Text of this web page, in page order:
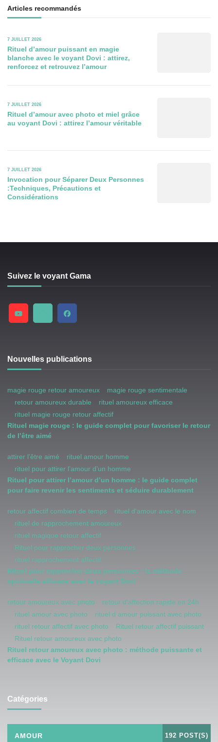
Articles recommandés
7 JUILLET 2026
Rituel d’amour puissant en magie
blanche avec le voyant Dovi : attirez,
renforcez et retrouvez l’amour
7 JUILLET 2026
Rituel d’amour avec photo et miel grâce
au voyant Dovi : attirez l’amour véritable
7 JUILLET 2026
Invocation pour Séparer Deux Personnes
:Techniques, Précautions et
Considérations
Suivez le voyant Gama
Nouvelles publications
magie rouge retour amoureux
magie rouge sentimentale
retour amoureux durable
rituel amoureux efficace
rituel magie rouge retour affectif
Rituel magie rouge : le guide complet pour favoriser le retour
de l’être aimé
attirer l’être aimé
rituel amour homme
rituel pour attirer l’amour d’un homme
Rituel pour attirer l’amour d’un homme : le guide complet
pour faire revenir les sentiments et séduire durablement
retour affectif combien de temps
rituel d'amour avec le nom
rituel de rapprochement amoureux
rituel magique retour affectif
Rituel pour rapprocher deux personnes
rituel rapprochement affectif
Rituel pour rapprocher deux personnes : la méthode
spirituelle efficace avec le voyant Dovi
retour amoureux avec photo
retour d'affection rapide en 24h
rituel amour avec photo
rituel d amour puissant avec photo
rituel retour affectif avec photo
Rituel retour affectif puissant
Rituel retour amoureux avec photo
Rituel retour amoureux avec photo : méthode puissante et
efficace avec le Voyant Dovi
Catégories
AMOUR 192 POST(S)